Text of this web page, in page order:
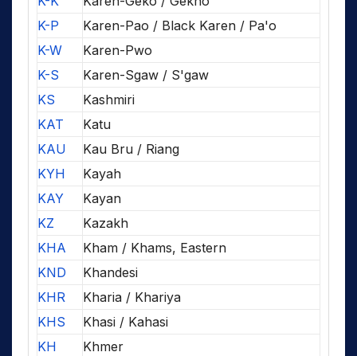
K-P
Karen-Pao / Black Karen / Pa'o
K-W
Karen-Pwo
K-S
Karen-Sgaw / S'gaw
KS
Kashmiri
KAT
Katu
KAU
Kau Bru / Riang
KYH
Kayah
KAY
Kayan
KZ
Kazakh
KHA
Kham / Khams, Eastern
KND
Khandesi
KHR
Kharia / Khariya
KHS
Khasi / Kahasi
KH
Khmer